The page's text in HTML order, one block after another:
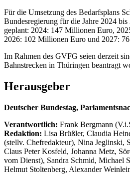
Für die Umsetzung des Bedarfsplans
Bundesregierung für die Jahre 2024
geplant: 2024: 147 Millionen Euro,
2026: 102 Millionen Euro und 2027:
Im Rahmen des GVFG seien derzeit
Bahnstrecken in Thüringen beantragt
Herausgeber
Deutscher Bundestag,
Verantwortlich: Frank Bergmann
Redaktion: Lisa Brüßler, Claudia
(stellv. Chefredakteur), Nina Jeglinski,
Claus Peter Kosfeld, Johanna Metz,
vom Dienst), Sandra Schmid, Michael
Helmut Stoltenberg, Alexander